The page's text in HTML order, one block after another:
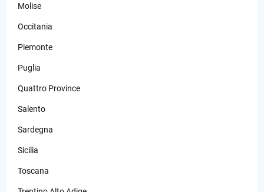
Molise
Occitania
Piemonte
Puglia
Quattro Province
Salento
Sardegna
Sicilia
Toscana